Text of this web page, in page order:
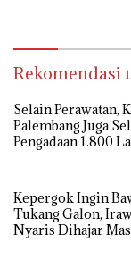
Rekomendasi
Selain Perawatan,
Palembang Juga
Pengadaan 1.800
Kepergok Ingin
Tukang Galon,
Nyaris Dihajar